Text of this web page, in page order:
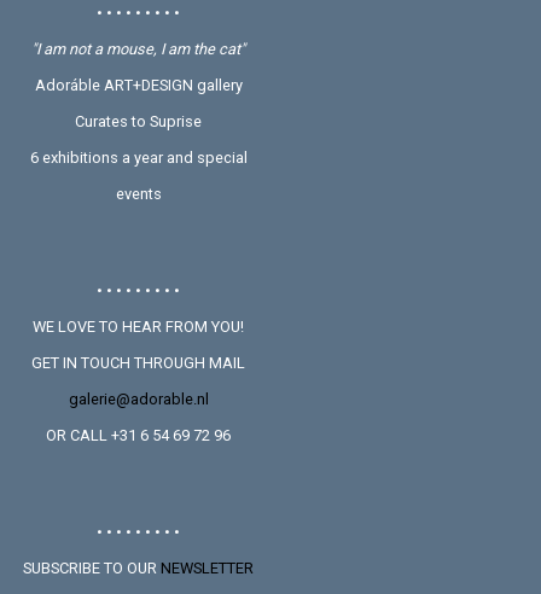
• • • • • • • • •
"I am not a mouse, I am the cat"
Adoráble ART+DESIGN gallery
Curates to Suprise
6 exhibitions a year and special
events
• • • • • • • • •
WE LOVE TO HEAR FROM YOU!
GET IN TOUCH THROUGH MAIL
galerie@adorable.nl
OR CALL +31 6 54 69 72 96
• • • • • • • • •
SUBSCRIBE TO OUR NEWSLETTER